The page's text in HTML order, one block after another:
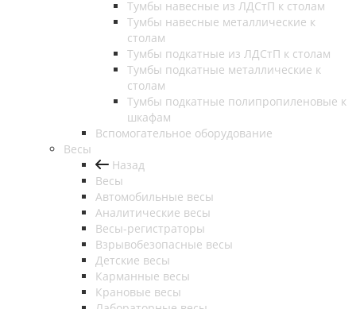
Тумбы навесные из ЛДСтП к столам
Тумбы навесные металлические к
столам
Тумбы подкатные из ЛДСтП к столам
Тумбы подкатные металлические к
столам
Тумбы подкатные полипропиленовые к
шкафам
Вспомогательное оборудование
Весы
Назад
Весы
Автомобильные весы
Аналитические весы
Весы-регистраторы
Взрывобезопасные весы
Детские весы
Карманные весы
Крановые весы